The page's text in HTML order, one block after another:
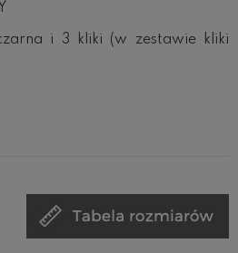
i 3 kliki (w zestawie kliki